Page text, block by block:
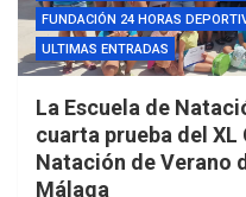
FUNDACIÓN 24 HORAS
ULTIMAS ENTRADAS
La Escuela de
cuarta prueba del
Natación de Verano
Málaga